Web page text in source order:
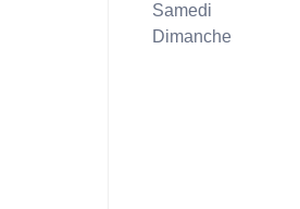
Samedi
Dimanche